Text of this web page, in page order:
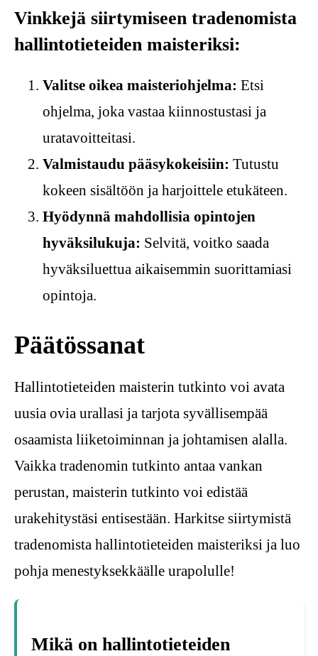
Vinkkejä siirtymiseen tradenomista
hallintotieteiden maisteriksi:
Valitse oikea maisteriohjelma: Etsi
ohjelma, joka vastaa kiinnostustasi ja
uratavoitteitasi.
Valmistaudu pääsykokeisiin: Tutustu
kokeen sisältöön ja harjoittele etukäteen.
Hyödynnä mahdollisia opintojen
hyväksilukuja: Selvitä, voitko saada
hyväksiluettua aikaisemmin suorittamiasi
opintoja.
Päätössanat
Hallintotieteiden maisterin tutkinto voi avata
uusia ovia urallasi ja tarjota syvällisempää
osaamista liiketoiminnan ja johtamisen alalla.
Vaikka tradenomin tutkinto antaa vankan
perustan, maisterin tutkinto voi edistää
urakehitystäsi entisestään. Harkitse siirtymistä
tradenomista hallintotieteiden maisteriksi ja luo
pohja menestyksekkäälle urapolulle!
Mikä on hallintotieteiden